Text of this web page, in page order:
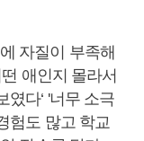
자질이 부족해
애인지 몰라서
였다‘ '너무 소극
험도 많고 학교